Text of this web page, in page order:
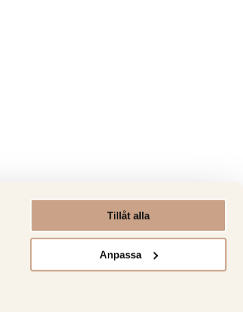
Tillåt alla
Anpassa